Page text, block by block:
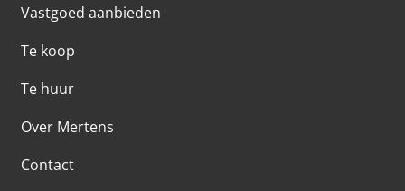
Vastgoed aanbieden
Te koop
Te huur
Over Mertens
Contact